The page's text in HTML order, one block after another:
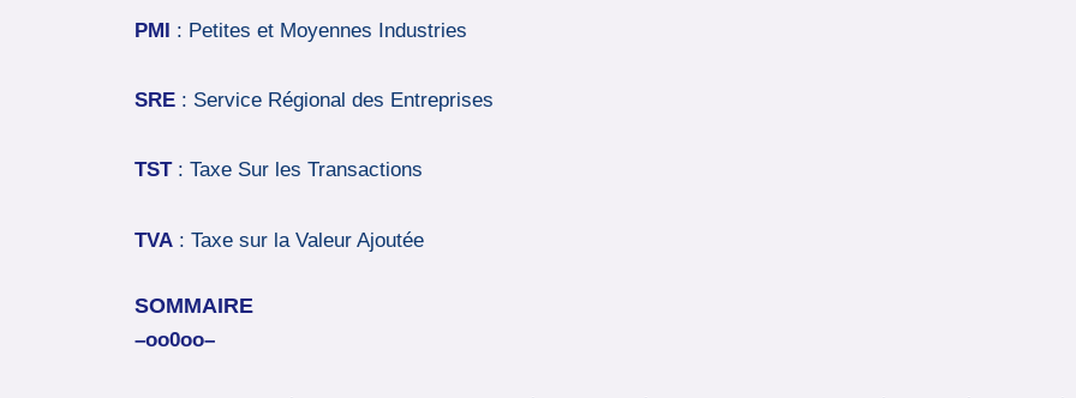
PMI : Petites et Moyennes Industries
SRE : Service Régional des Entreprises
TST: Taxe Sur les Transactions
TVA : Taxe sur la Valeur Ajoutée
SOMMAIRE
–oo0oo–